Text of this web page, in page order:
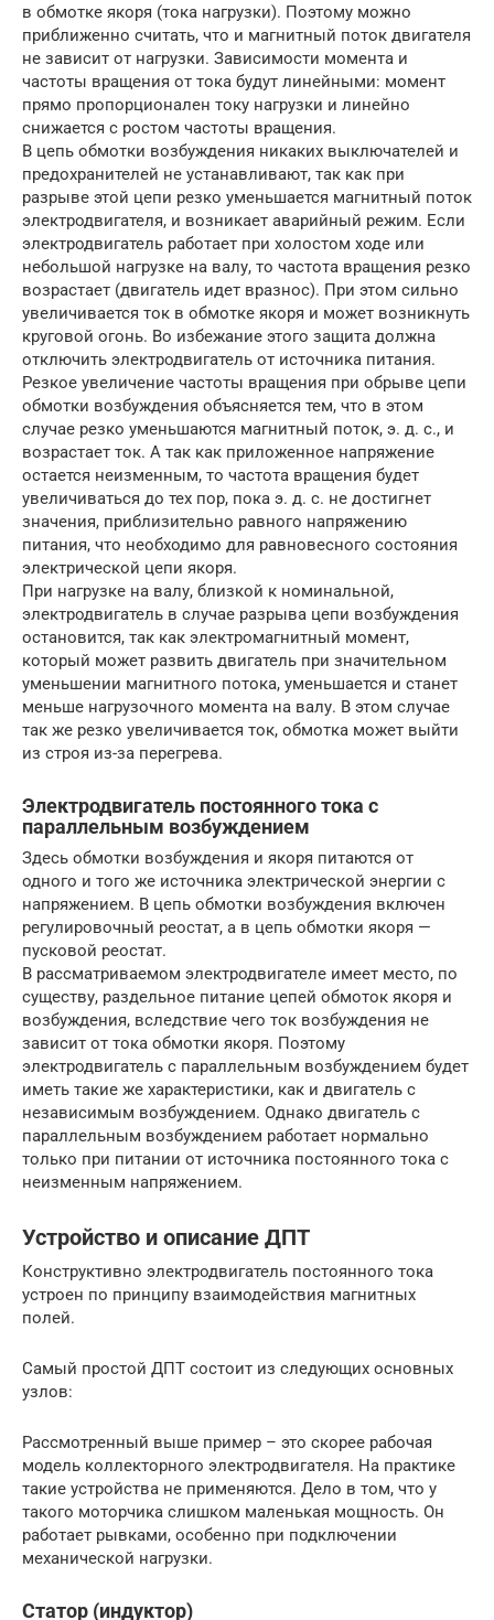
в обмотке якоря (тока нагрузки). Поэтому можно
приближенно считать, что и магнитный поток двигателя
не зависит от нагрузки. Зависимости момента и
частоты вращения от тока будут линейными: момент
прямо пропорционален току нагрузки и линейно
снижается с ростом частоты вращения.
В цепь обмотки возбуждения никаких выключателей и
предохранителей не устанавливают, так как при
разрыве этой цепи резко уменьшается магнитный поток
электродвигателя, и возникает аварийный режим. Если
электродвигатель работает при холостом ходе или
небольшой нагрузке на валу, то частота вращения резко
возрастает (двигатель идет вразнос). При этом сильно
увеличивается ток в обмотке якоря и может возникнуть
круговой огонь. Во избежание этого защита должна
отключить электродвигатель от источника питания.
Резкое увеличение частоты вращения при обрыве цепи
обмотки возбуждения объясняется тем, что в этом
случае резко уменьшаются магнитный поток, э. д. с., и
возрастает ток. А так как приложенное напряжение
остается неизменным, то частота вращения будет
увеличиваться до тех пор, пока э. д. с. не достигнет
значения, приблизительно равного напряжению
питания, что необходимо для равновесного состояния
электрической цепи якоря.
При нагрузке на валу, близкой к номинальной,
электродвигатель в случае разрыва цепи возбуждения
остановится, так как электромагнитный момент,
который может развить двигатель при значительном
уменьшении магнитного потока, уменьшается и станет
меньше нагрузочного момента на валу. В этом случае
так же резко увеличивается ток, обмотка может выйти
из строя из-за перегрева.
Электродвигатель постоянного тока с
параллельным возбуждением
Здесь обмотки возбуждения и якоря питаются от
одного и того же источника электрической энергии с
напряжением. В цепь обмотки возбуждения включен
регулировочный реостат, а в цепь обмотки якоря —
пусковой реостат.
В рассматриваемом электродвигателе имеет место, по
существу, раздельное питание цепей обмоток якоря и
возбуждения, вследствие чего ток возбуждения не
зависит от тока обмотки якоря. Поэтому
электродвигатель с параллельным возбуждением будет
иметь такие же характеристики, как и двигатель с
независимым возбуждением. Однако двигатель с
параллельным возбуждением работает нормально
только при питании от источника постоянного тока с
неизменным напряжением.
Устройство и описание ДПТ
Конструктивно электродвигатель постоянного тока
устроен по принципу взаимодействия магнитных
полей.
Самый простой ДПТ состоит из следующих основных
узлов:
Рассмотренный выше пример – это скорее рабочая
модель коллекторного электродвигателя. На практике
такие устройства не применяются. Дело в том, что у
такого моторчика слишком маленькая мощность. Он
работает рывками, особенно при подключении
механической нагрузки.
Статор (индуктор)